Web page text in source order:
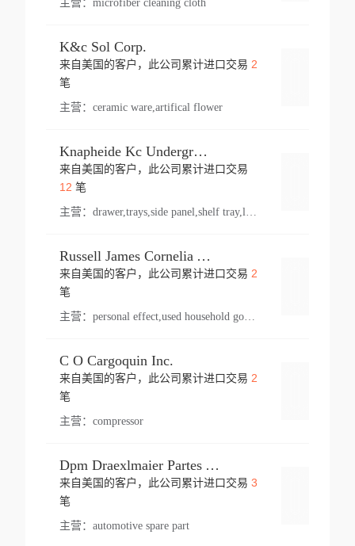
主营： microfiber cleaning cloth
K&c Sol Corp.
来自美国的客户，此公司累计进口交易 2
笔
主营： ceramic ware,artifical flower
Knapheide Kc Underground
来自美国的客户，此公司累计进口交易
12 笔
主营：
Russell James Cornelia Arlington Va
来自美国的客户，此公司累计进口交易 2
笔
主营： personal effect,used household goods
C O Cargoquin Inc.
来自美国的客户，此公司累计进口交易 2
笔
主营： compressor
Dpm Draexlmaier Partes Automotrices Corr Ind Huejotzingo
来自美国的客户，此公司累计进口交易 3
笔
主营： automotive spare part